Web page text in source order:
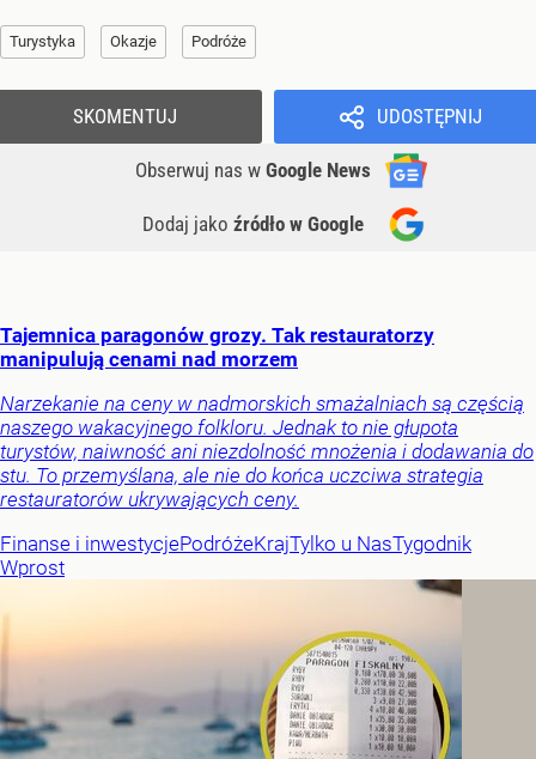
Turystyka Okazje Podróże
UDOSTĘPNIJ
Obserwuj nas w Google News
Dodaj jako źródło w Google
SKOMENTUJ
Tajemnica paragonów grozy. Tak restauratorzy
manipulują cenami nad morzem
Narzekanie na ceny w nadmorskich smażalniach są częścią
naszego wakacyjnego folkloru. Jednak to nie głupota
turystów, naiwność ani niezdolność mnożenia i dodawania do
stu. To przemyślana, ale nie do końca uczciwa strategia
restauratorów ukrywających ceny.
Finanse i inwestycjePodróżeKrajTylko u NasTygodnik
Wprost